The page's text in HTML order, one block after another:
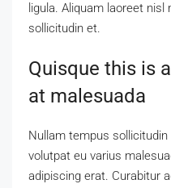
ligula. Aliquam laoreet
sollicitudin et.
Quisque this is
at malesuada
Nullam tempus
volutpat eu varius
adipiscing erat. Curabitur